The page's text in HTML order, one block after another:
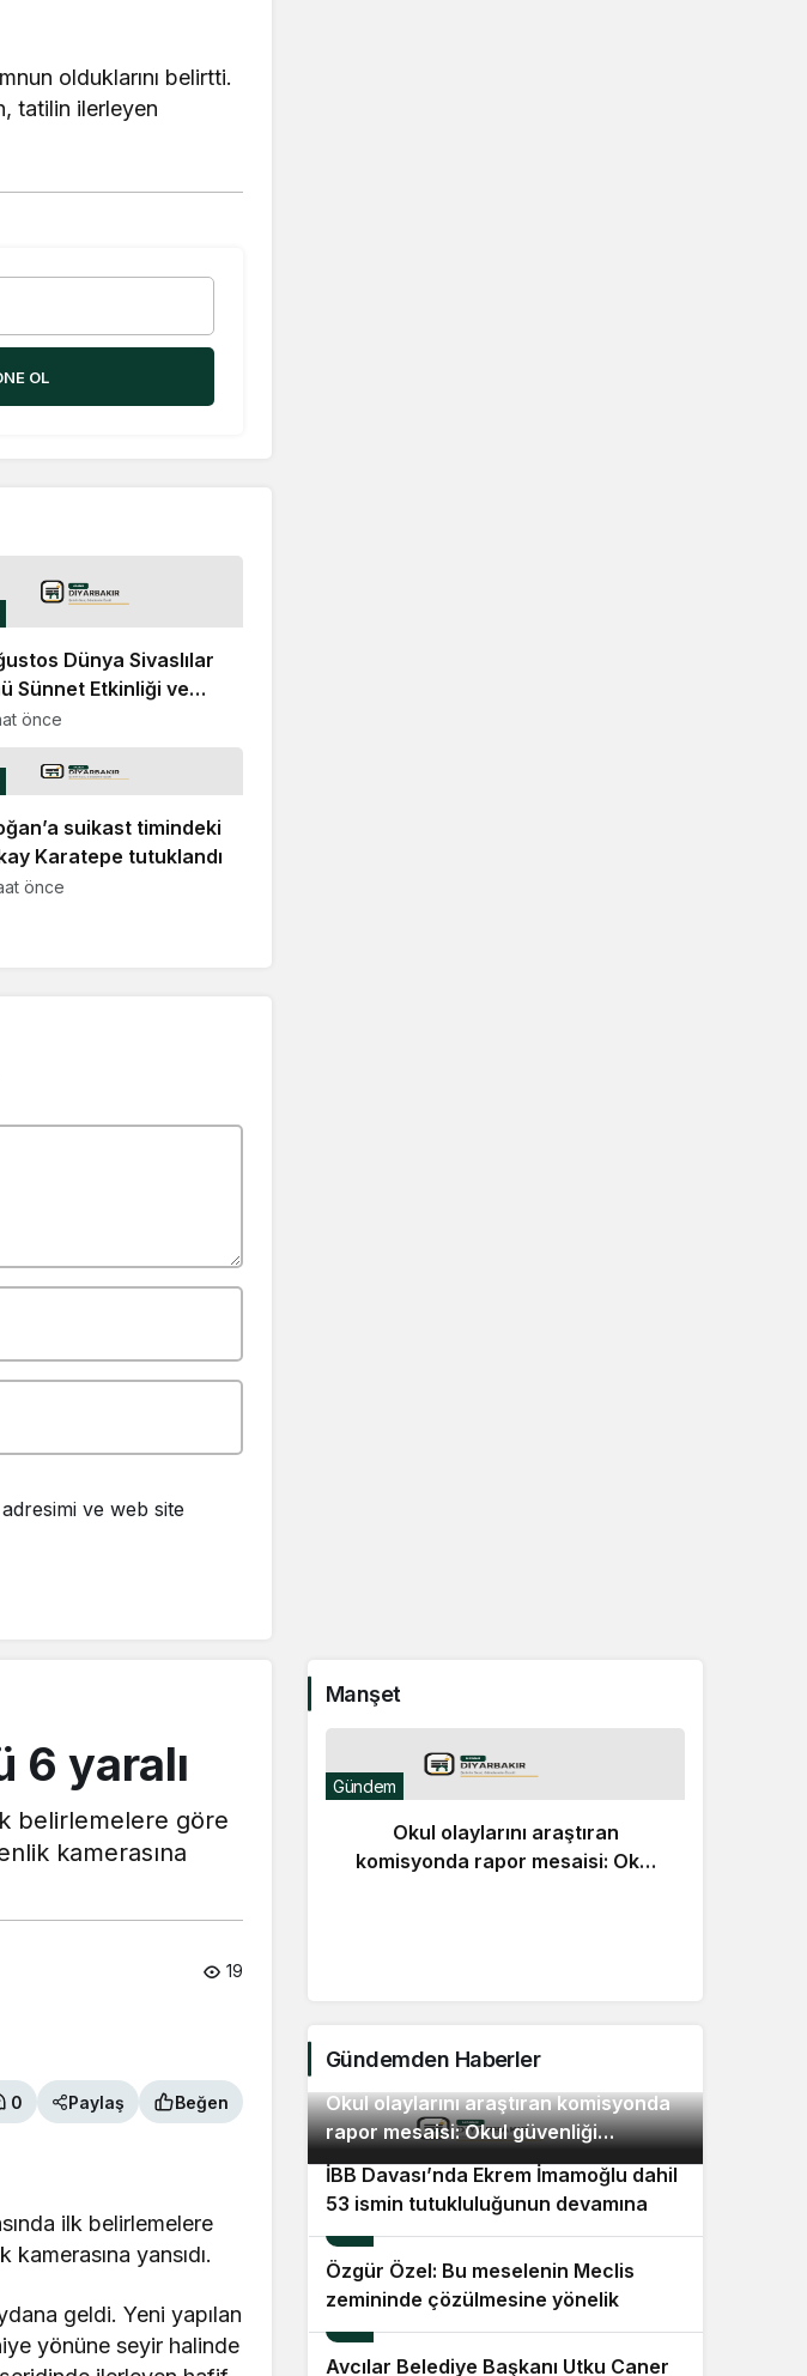
olduklarını belirtti.
tatilin ilerleyen
OL
Dünya Sivaslılar
Sünnet Etkinliği ve
coşkuyla kutlandı
önce
suikast timindeki
Karatepe tutuklandı
önce
ve web site
6 yaralı
belirlemelere göre
kamerasına
19
0 Paylaş Beğen
ilk belirlemelere
yansıdı.
geldi. Yeni yapılan
yönüne seyir halinde
Manşet
Gündem
Okul olaylarını araştıran
komisyonda rapor mesaisi: Okul
Gündemden Haberler
Okul olaylarını araştıran komisyonda
rapor mesaisi: Okul güvenliği
raporuna girecek öneriler
değerlendirildi
2
İBB Davası’nda Ekrem İmamoğlu dahil
53 ismin tutukluluğunun devamına
karar verildi
Özgür Özel: Bu meselenin Meclis
zemininde çözülmesine yönelik
geçmişten beri takındığımız
tutumumuzu sürdüreceğiz
Avcılar Belediye Başkanı Utku Caner